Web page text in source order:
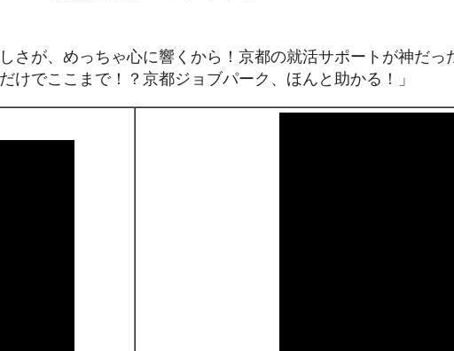
さが、めっちゃ心に響くから！京都の就活サポートが神だっ
けでここまで！？京都ジョブパーク、ほんと助かる！」